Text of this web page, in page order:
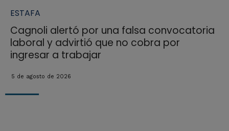
ESTAFA
Cagnoli alertó por una falsa convocatoria
laboral y advirtió que no cobra por
ingresar a trabajar
5 de agosto de 2026